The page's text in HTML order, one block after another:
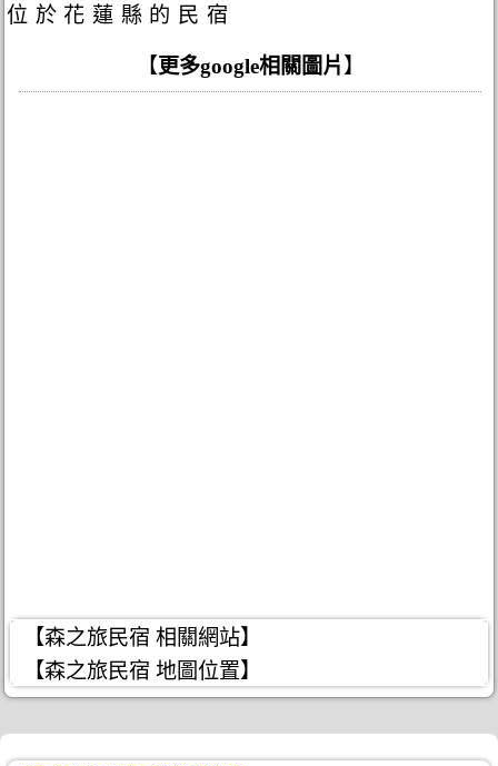
位於花蓮縣的民宿
【 更多google相關圖片 】
【森之旅民宿 相關網站】
【森之旅民宿 地圖位置】